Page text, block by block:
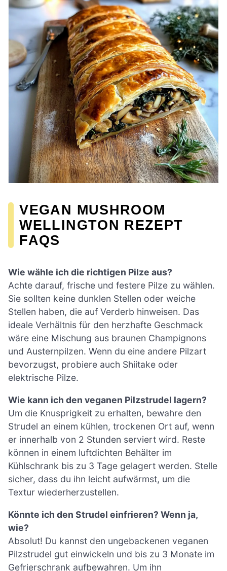
VEGAN MUSHROOM
WELLINGTON REZEPT
FAQS
Wie wähle ich die richtigen Pilze aus?
Achte darauf, frische und festere Pilze zu wählen.
Sie sollten keine dunklen Stellen oder weiche
Stellen haben, die auf Verderb hinweisen. Das
ideale Verhältnis für den herzhafte Geschmack
wäre eine Mischung aus braunen Champignons
und Austernpilzen. Wenn du eine andere Pilzart
bevorzugst, probiere auch Shiitake oder
elektrische Pilze.
Wie kann ich den veganen Pilzstrudel lagern?
Um die Knusprigkeit zu erhalten, bewahre den
Strudel an einem kühlen, trockenen Ort auf, wenn
er innerhalb von 2 Stunden serviert wird. Reste
können in einem luftdichten Behälter im
Kühlschrank bis zu 3 Tage gelagert werden. Stelle
sicher, dass du ihn leicht aufwärmst, um die
Textur wiederherzustellen.
Könnte ich den Strudel einfrieren? Wenn ja,
wie?
Absolut! Du kannst den ungebackenen veganen
Pilzstrudel gut einwickeln und bis zu 3 Monate im
Gefrierschrank aufbewahren. Um ihn